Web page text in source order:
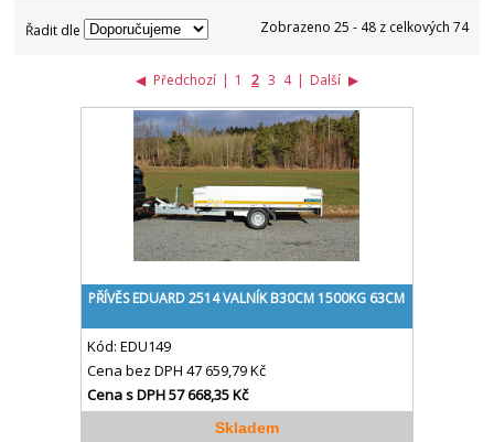
Řadit dle Zobrazeno 25 - 48 z celkových 74
◀ Předchozí | 1 2 3 4 | Další ▶
PŘÍVĚS EDUARD 2514 VALNÍK B30CM 1500KG 63CM
Kód: EDU149
Cena bez DPH 47 659,79 Kč
Cena s DPH57 668,35 Kč
Skladem